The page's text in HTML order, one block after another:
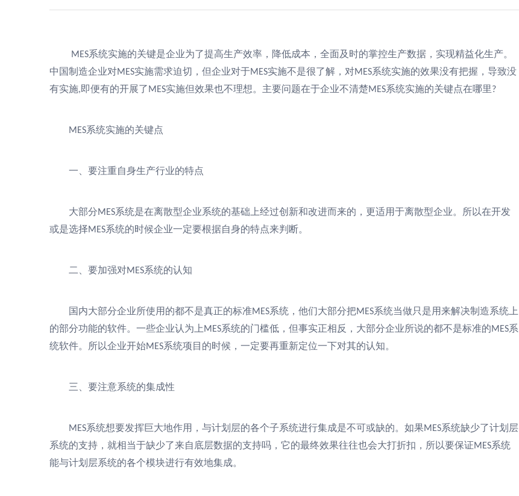
MES系统实施的关键是企业为了提高生产效率，降低成本，全面及时的掌控生产数据，实现精益化生产。
中国制造企业对MES实施需求迫切，但企业对于MES实施不是很了解，对MES系统实施的效果没有把握，导致没
有实施,即便有的开展了MES实施但效果也不理想。主要问题在于企业不清楚MES系统实施的关键点在哪里?
MES系统实施的关键点
一、要注重自身生产行业的特点
大部分MES系统是在离散型企业系统的基础上经过创新和改进而来的，更适用于离散型企业。所以在开发
或是选择MES系统的时候企业一定要根据自身的特点来判断。
二、要加强对MES系统的认知
国内大部分企业所使用的都不是真正的标准MES系统，他们大部分把MES系统当做只是用来解决制造系统上
的部分功能的软件。一些企业认为上MES系统的门槛低，但事实正相反，大部分企业所说的都不是标准的MES系
统软件。所以企业开始MES系统项目的时候，一定要再重新定位一下对其的认知。
三、要注意系统的集成性
MES系统想要发挥巨大地作用，与计划层的各个子系统进行集成是不可或缺的。如果MES系统缺少了计划层
系统的支持，就相当于缺少了来自底层数据的支持吗，它的最终效果往往也会大打折扣，所以要保证MES系统
能与计划层系统的各个模块进行有效地集成。